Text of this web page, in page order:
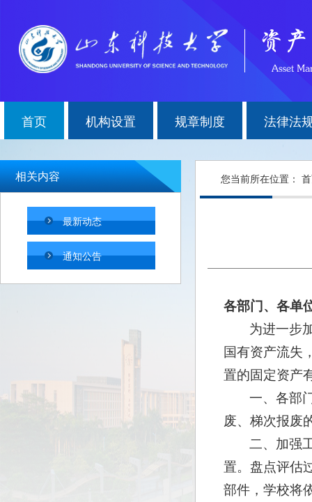
首页 机构设置 规章制度 法律法
相关内容
最新动态
通知公告
您当前所在位置：
各部门、各单
为进一步
国有资产流失
置的固定资产
一、各部
废、梯次报废
二、加强
置。盘点评估
部件，学校将